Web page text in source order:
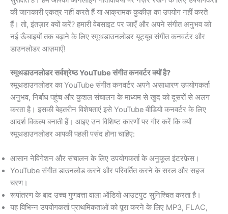
की जानकारी एकत्र नहीं करते हैं या आक्रामक कुकीज़ का उपयोग नहीं करते
हैं। तो, इंतज़ार क्यों करें? हमारी वेबसाइट पर जाएँ और अपने संगीत अनुभव को
नई ऊँचाइयों तक बढ़ाने के लिए स्मूथडाउनलोडर यूट्यूब संगीत कनवर्टर और
डाउनलोडर आज़माएँ!
स्मूथडाउनलोडर सर्वश्रेष्ठ YouTube संगीत कनवर्टर क्यों है?
स्मूथडाउनलोडर का YouTube संगीत कनवर्टर अपने असाधारण उपयोगकर्ता
अनुभव, निर्बाध पहुंच और कुशल संचालन के माध्यम से खुद को दूसरों से अलग
करता है। इसकी बेहतरीन विशेषताएं इसे YouTube वीडियो कनवर्टर के लिए
आदर्श विकल्प बनाती हैं। आइए उन विशिष्ट कारणों पर गौर करें कि क्यों
स्मूथडाउनलोडर आपकी पहली पसंद होना चाहिए:
आसान नेविगेशन और संचालन के लिए उपयोगकर्ता के अनुकूल इंटरफ़ेस।
YouTube संगीत डाउनलोड करने और परिवर्तित करने के सरल और सहज
चरण।
रूपांतरण के बाद उच्च गुणवत्ता वाला ऑडियो आउटपुट सुनिश्चित करता है।
यह विभिन्न उपयोगकर्ता प्राथमिकताओं को पूरा करने के लिए MP3, FLAC,